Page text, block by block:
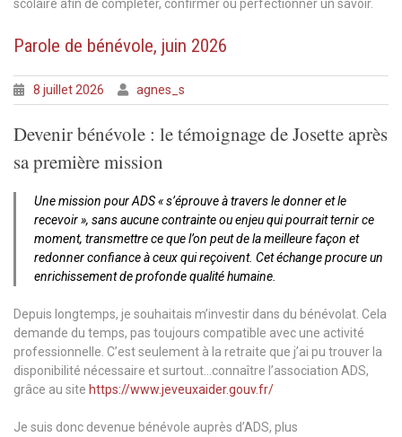
scolaire afin de compléter, confirmer ou perfectionner un savoir.
Parole de bénévole, juin 2026
8 juillet 2026 agnes_s
Devenir bénévole : le témoignage de Josette après
sa première mission
Une mission pour ADS « s’éprouve à travers le donner et le
recevoir », sans aucune contrainte ou enjeu qui pourrait ternir ce
moment, transmettre ce que l’on peut de la meilleure façon et
redonner confiance à ceux qui reçoivent. Cet échange procure un
enrichissement de profonde qualité humaine.
Depuis longtemps, je souhaitais m’investir dans du bénévolat. Cela
demande du temps, pas toujours compatible avec une activité
professionnelle. C’est seulement à la retraite que j’ai pu trouver la
disponibilité nécessaire et surtout…connaître l’association ADS,
grâce au site https://www.jeveuxaider.gouv.fr/
Je suis donc devenue bénévole auprès d’ADS, plus